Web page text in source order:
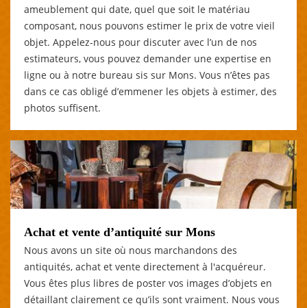
ameublement qui date, quel que soit le matériau
composant, nous pouvons estimer le prix de votre vieil
objet. Appelez-nous pour discuter avec l’un de nos
estimateurs, vous pouvez demander une expertise en
ligne ou à notre bureau sis sur Mons. Vous n’êtes pas
dans ce cas obligé d’emmener les objets à estimer, des
photos suffisent.
Achat et vente d’antiquité sur Mons
Nous avons un site où nous marchandons des
antiquités, achat et vente directement à l'acquéreur.
Vous êtes plus libres de poster vos images d’objets en
détaillant clairement ce qu’ils sont vraiment. Nous vous